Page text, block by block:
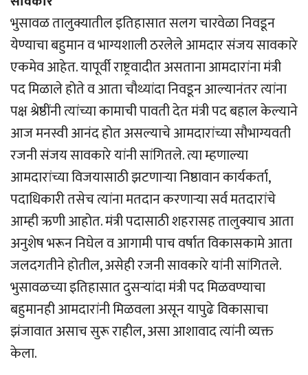
भुसावळ तालुक्यातील इतिहासात सलग चारवेळा निवडून
येण्याचा बहुमान व भाग्यशाली ठरलेले आमदार संजय सावकारे
एकमेव आहेत. यापूर्वी राष्ट्रवादीत असताना आमदारांना मंत्री
पद मिळाले होते व आता चौथ्यांदा निवडून आल्यानंतर त्यांना
पक्ष श्रेष्ठींनी त्यांच्या कामाची पावती देत मंत्री पद बहाल केल्याने
आज मनस्वी आनंद होत असल्याचे आमदारांच्या सौभाग्यवती
रजनी संजय सावकारे यांनी सांगितले. त्या म्हणाल्या
आमदारांच्या विजयासाठी झटणार्‍या निष्ठावान कार्यकर्ता,
पदाधिकारी तसेच त्यांना मतदान करणार्‍या सर्व मतदारांचे
आम्ही ऋणी आहोत. मंत्री पदासाठी शहरासह तालुक्याच आता
अनुशेष भरून निघेल व आगामी पाच वर्षात विकासकामे आता
जलदगतीने होतील, असेही रजनी सावकारे यांनी सांगितले.
भुसावळच्या इतिहासात दुसर्‍यांदा मंत्री पद मिळवण्याचा
बहुमानही आमदारांनी मिळवला असून यापुढे विकासाचा
झंजावात असाच सुरू राहील, असा आशावाद त्यांनी व्यक्त
केला.